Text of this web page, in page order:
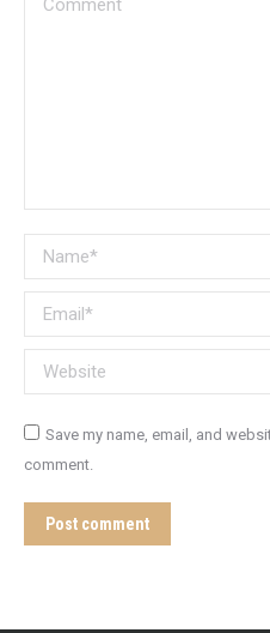
Name *
Email *
Website
Save my name, email, and
comment.
Post comment